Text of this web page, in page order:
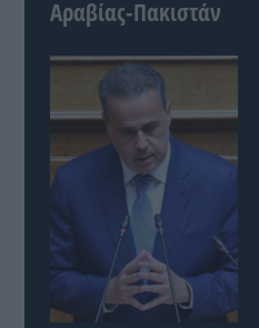
Αραβίας-Πακιστάν